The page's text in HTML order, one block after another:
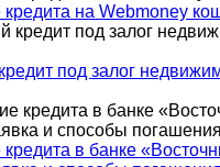
на Webmoney
под залог
в банке